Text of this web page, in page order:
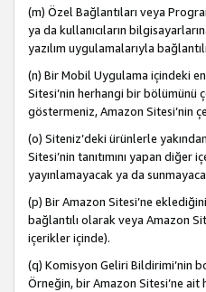
(m) Özel Bağlantıları veya
ya da kullanıcıların
yazılım uygulamalarıyla
(n) Bir Mobil Uygulama içindeki
Sitesi’nin herhangi bir bölümünü
göstermeniz, Amazon Sitesi’nin
(o) Siteniz’deki ürünlerle
Sitesi’nin tanıtımını yapan
yayınlamayacak ya da
(p) Bir Amazon Sitesi’ne
bağlantılı olarak veya Amazon
içerikler içinde).
(q) Komisyon Geliri Bildirimi’nin
Örneğin, bir Amazon Sitesi’ne ait